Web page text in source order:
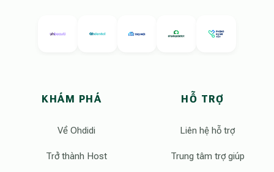
KHÁM PHÁ
Về Ohdidi
Trở thành Host
HỖ TRỢ
Liên hệ hỗ trợ
Trung tâm trợ giúp